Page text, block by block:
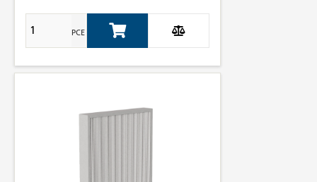
PCE Add to Cart